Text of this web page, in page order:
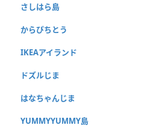
さしはら島
からぴちとう
IKEAアイランド
ドズルじま
はなちゃんじま
YUMMYYUMMY島